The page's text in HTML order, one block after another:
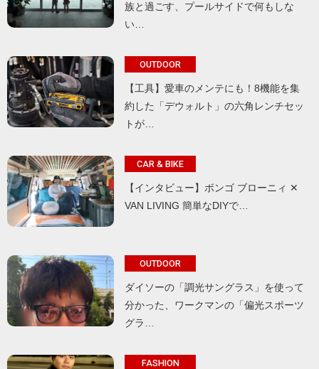
族と過ごす、プールサイドで何もしな
い…
OUTDOOR
【工具】愛車のメンテにも！8機能を集
約した「デウォルト」の六角レンチセッ
トが…
CAR & BIKE
【インタビュー】ボンゴ ブローニィ ✕
VAN LIVING 簡単なDIYで…
OUTDOOR
ダイソーの「調光サングラス」を使って
分かった、ワークマンの「偏光スポーツ
グラ…
FASHION